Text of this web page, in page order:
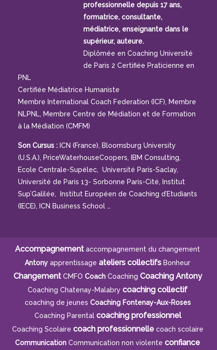
professionnelle depuis 17 ans,
formatrice, consultante,
médiatrice, enseignante dans le
supérieur, auteure.
Diplômée en Coaching Université
de Paris 2 Certifiée Praticienne en
PNL
Certifiée Médiatrice Humaniste
Membre International Coach Federation (ICF), Membre
NLPNL, Membre Centre de Médiation et de Formation
à la Médiation (CMFM)
Son Cursus : ICN (France), Bloomsburg University
(U.S.A.), PriceWaterhouseCoopers, IBM Consulting,
Ecole Centrale-Supélec, Université Paris-Saclay,
Université de Paris 13- Sorbonne Paris-Cité, Institut
Sup’Galilée, Institut Européen de Coaching d’Etudiants
(IECE), ICN Business School …
Accompagnement accompagnement du changement
Antony apprentissage ateliers collectifs Bonheur
Changement CMFO Coach Coaching Coaching Antony
Coaching Chatenay-Malabry coaching collectif
coaching de jeunes Coaching Fontenay-Aux-Roses
Coaching Parental coaching professionnel
Coaching Scolaire coach professionnelle coach scolaire
Communication Communication non violente confiance